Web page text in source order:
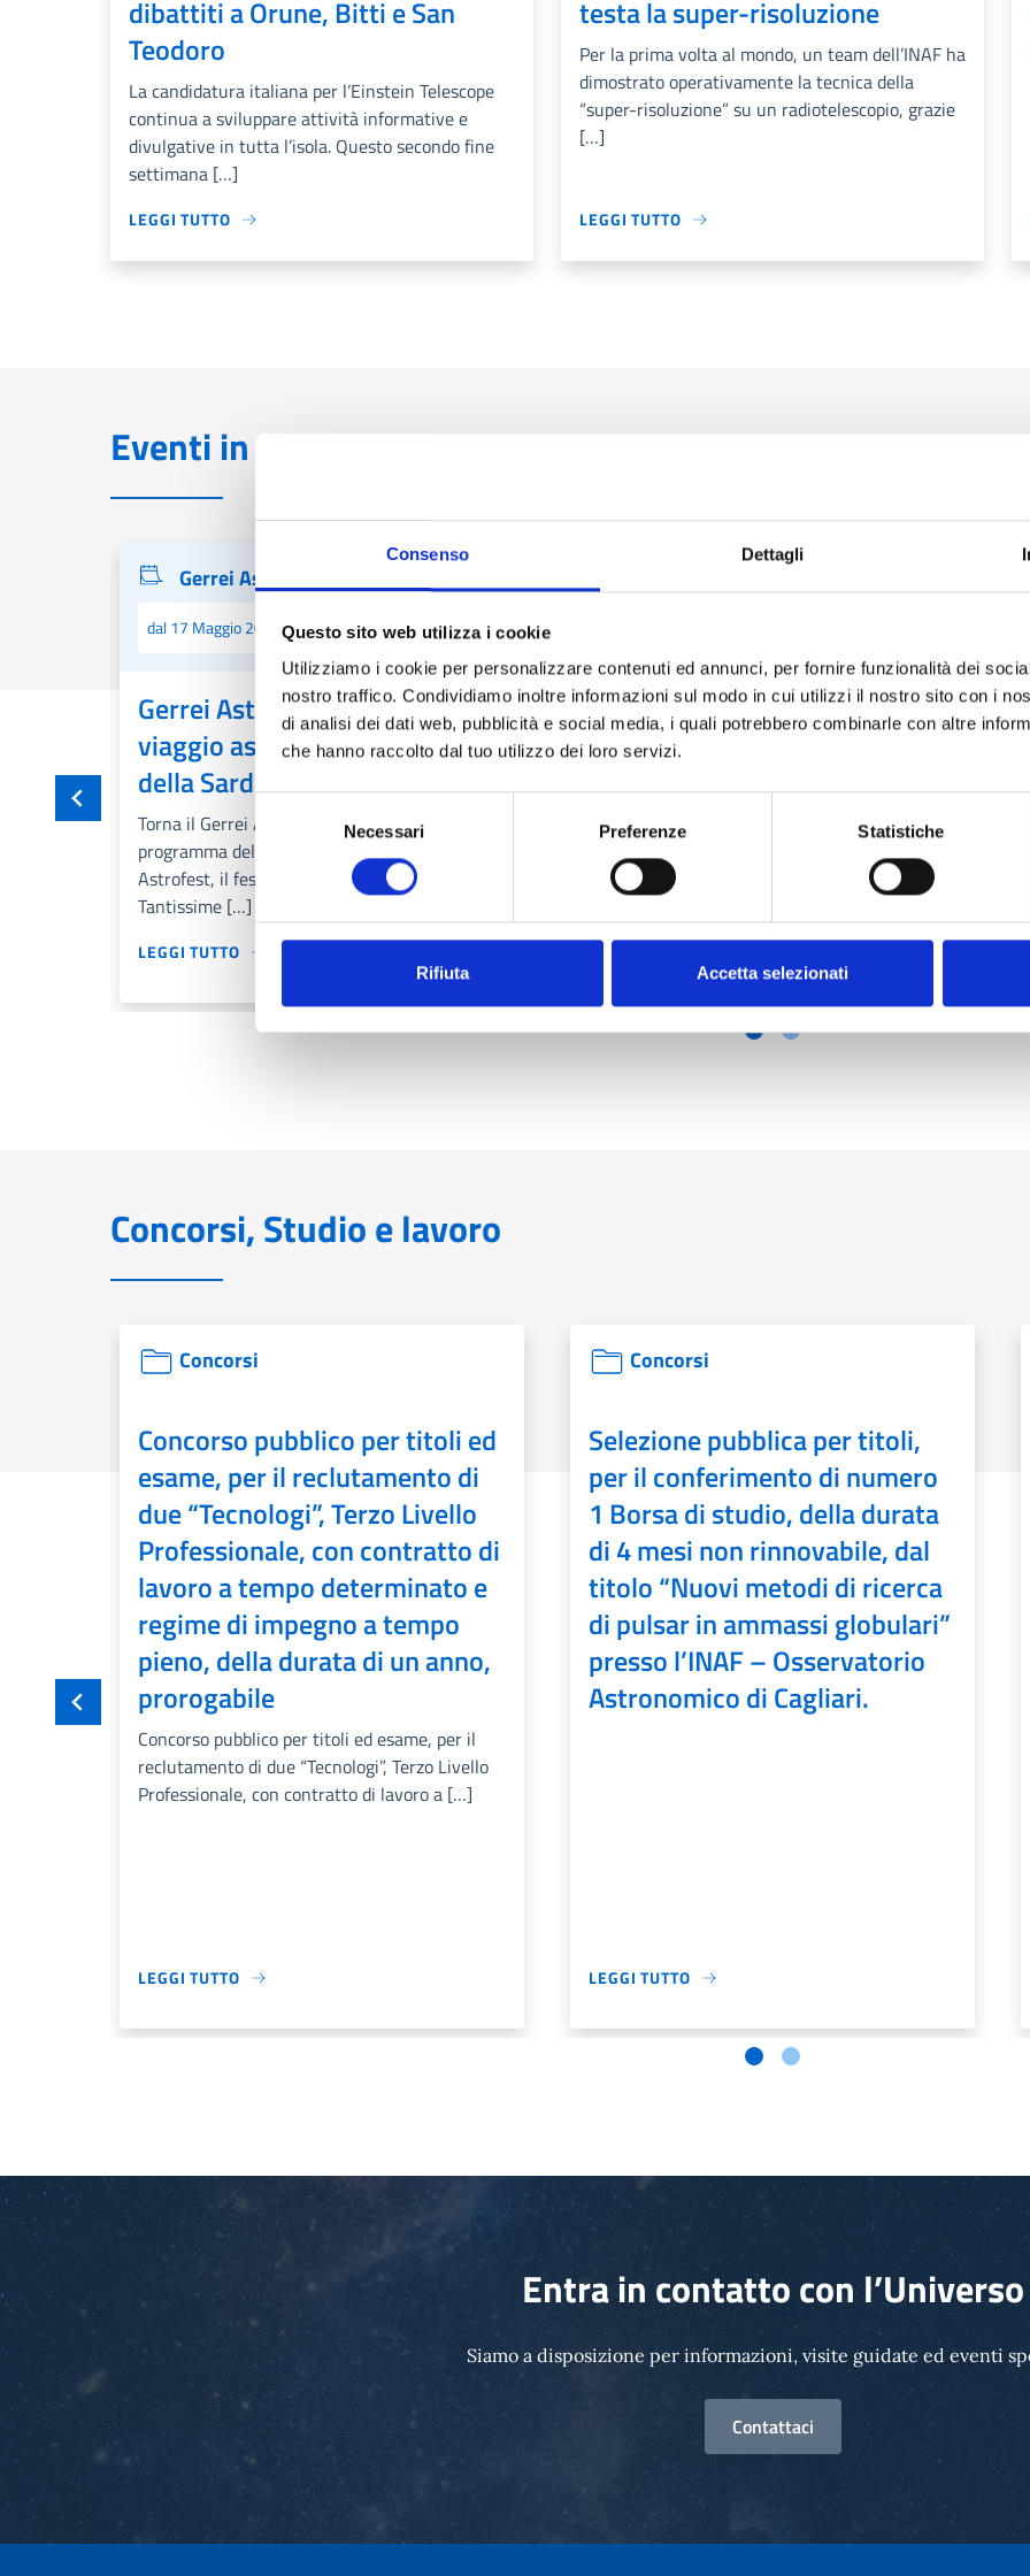
Consenso Dettagli
Questo sito web utilizza i cookie
Utilizziamo i cookie per personalizzare contenuti ed annunci, per fornire funzionalità dei
nostro traffico. Condividiamo inoltre informazioni sul modo in cui utilizzi il nostro sito con i
di analisi dei dati web, pubblicità e social media, i quali potrebbero combinarle con altre
che hanno raccolto dal tuo utilizzo dei loro servizi.
del
Necessari Preferenze Statistiche
Rifiuta Accetta selezionati
dibattiti a Orune, Bitti e San
Teodoro
La candidatura italiana per l’Einstein Telescope
continua a sviluppare attività informative e
divulgative in tutta l’isola. Questo secondo fine
settimana […]
LEGGI TUTTO
testa la super-risoluzione
Per la prima volta al mondo, un team dell’INAF ha
dimostrato operativamente la tecnica della
“super-risoluzione” su un radiotelescopio, grazie
[…]
LEGGI TUTTO
Eventi in programma
Categorie correlata:
Gerrei Astrofest
dal 17 Maggio 2025 al 08 Giugno 2025
Gerrei Astrofest 2025: un
viaggio astronomico nel cuore
della Sardegna
Torna il Gerrei AstroFest! E’ online il
programma della terza edizione del Gerrei
Astrofest, il festival dell’astronomia del Gerrei.
Tantissime […]
LEGGI TUTTO
La mostra INAF “Macchine del
Tempo” a Torino
Le OGR di Torino ospitano la mostra INAF
2025. Dopo il […]
Concorsi, Studio e lavoro
Pagina correlata:
Concorsi
Concorso pubblico per titoli ed
esame, per il reclutamento di
due “Tecnologi”, Terzo Livello
Professionale, con contratto di
lavoro a tempo determinato e
regime di impegno a tempo
pieno, della durata di un anno,
prorogabile
Concorso pubblico per titoli ed esame, per il
reclutamento di due “Tecnologi”, Terzo Livello
Professionale, con contratto di lavoro a […]
LEGGI TUTTO
Pagina correlata:
Concorsi
Selezione pubblica per titoli,
per il conferimento di numero
1 Borsa di studio, della durata
di 4 mesi non rinnovabile, dal
titolo “Nuovi metodi di ricerca
di pulsar in ammassi globulari”
presso l’INAF – Osservatorio
Astronomico di Cagliari.
LEGGI TUTTO
Entra in contatto con l’Universo
Siamo a disposizione per informazioni, visite guidate ed eventi
Contattaci